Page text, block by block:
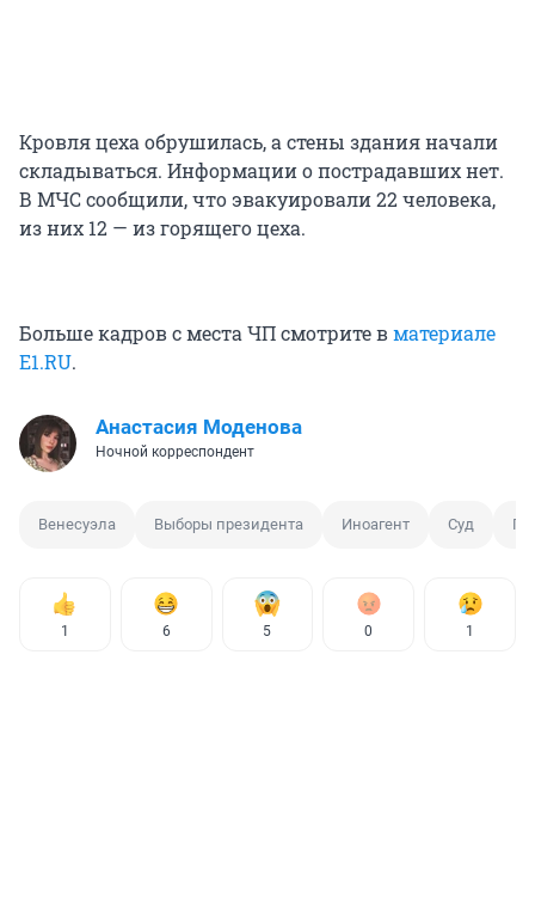
Кровля цеха обрушилась, а стены здания начали
складываться. Информации о пострадавших нет.
В МЧС сообщили, что эвакуировали 22 человека,
из них 12 — из горящего цеха.
Больше кадров с места ЧП смотрите вматериале
E1.RU.
Анастасия Моденова
Ночной корреспондент
Венесуэла Выборы президента Иноагент Суд
1 6 5 0 1